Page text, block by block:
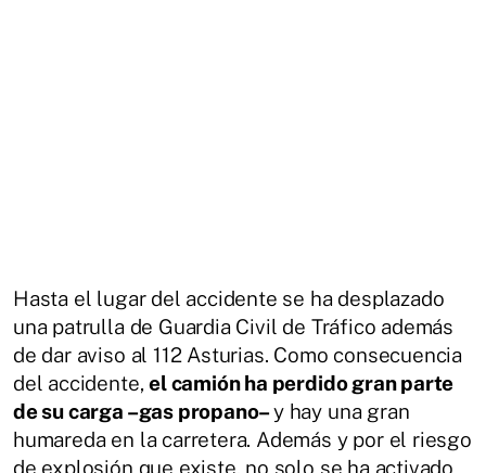
Hasta el lugar del accidente se ha desplazado
una patrulla de Guardia Civil de Tráfico además
de dar aviso al 112 Asturias. Como consecuencia
del accidente,el camión ha perdido gran parte
de su carga –gas propano–y hay una gran
humareda en la carretera. Además y por el riesgo
de explosión que existe, no solo se ha activado